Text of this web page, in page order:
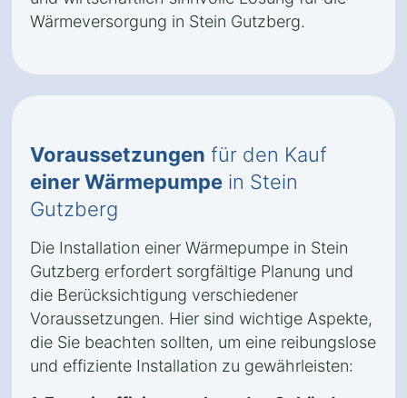
Wärmeversorgung in Stein Gutzberg.
Voraussetzungen für den Kauf
einer Wärmepumpe in Stein
Gutzberg
Die Installation einer Wärmepumpe in Stein
Gutzberg erfordert sorgfältige Planung und
die Berücksichtigung verschiedener
Voraussetzungen. Hier sind wichtige Aspekte,
die Sie beachten sollten, um eine reibungslose
und effiziente Installation zu gewährleisten: